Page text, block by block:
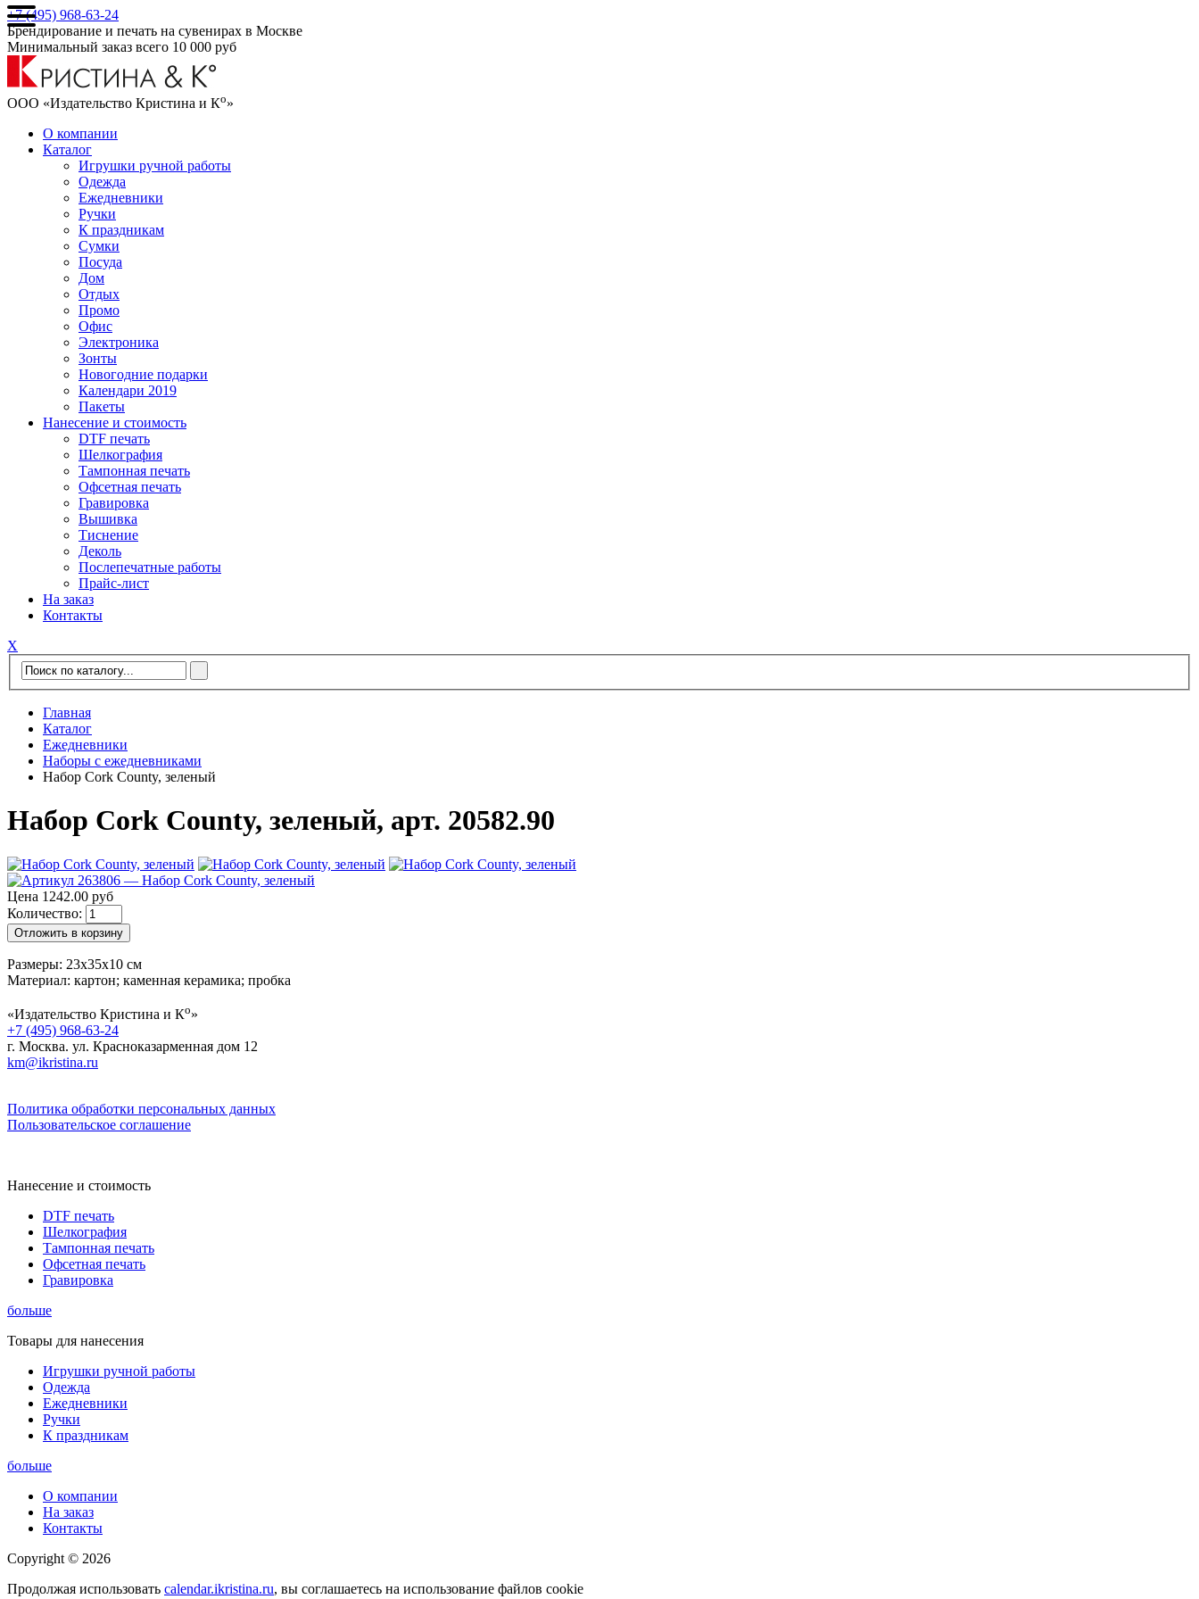
+7 (495) 968-63-24
Брендирование и печать на сувенирах в Москве
Минимальный заказ всего 10 000 руб
ООО «Издательство Кристина и Ко»
О компании
Каталог
Игрушки ручной работы
Одежда
Ежедневники
Ручки
К праздникам
Сумки
Посуда
Дом
Отдых
Промо
Офис
Электроника
Зонты
Новогодние подарки
Календари 2019
Пакеты
Нанесение и стоимость
DTF печать
Шелкография
Тампонная печать
Офсетная печать
Гравировка
Вышивка
Тиснение
Деколь
Послепечатные работы
Прайс-лист
На заказ
Контакты
Х
Главная
Каталог
Ежедневники
Наборы с ежедневниками
Набор Cork County, зеленый
Набор Cork County, зеленый, арт. 20582.90
Цена 1242.00 руб
Количество:
Отложить в корзину
Размеры: 23х35х10 см
Материал: картон; каменная керамика; пробка
«Издательство Кристина и Ко»
+7 (495) 968-63-24
г. Москва. ул. Красноказарменная дом 12
km@ikristina.ru
Политика обработки персональных данных
Пользовательское соглашение
Нанесение и стоимость
DTF печать
Шелкография
Тампонная печать
Офсетная печать
Гравировка
больше
Товары для нанесения
Игрушки ручной работы
Одежда
Ежедневники
Ручки
К праздникам
больше
О компании
На заказ
Контакты
Copyright © 2026
Продолжая использовать calendar.ikristina.ru, вы соглашаетесь на использование файлов cookie